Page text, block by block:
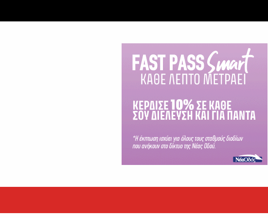
η Βίκυ Σωκρ. Γερασίμου